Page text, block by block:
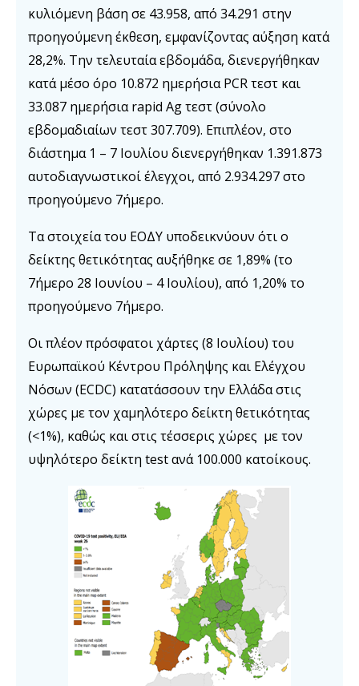
κυλιόμενη βάση σε 43.958, από 34.291 στην
προηγούμενη έκθεση, εμφανίζοντας αύξηση κατά
28,2%. Την τελευταία εβδομάδα, διενεργήθηκαν
κατά μέσο όρο 10.872 ημερήσια PCR τεστ και
33.087 ημερήσια rapid Ag τεστ (σύνολο
εβδομαδιαίων τεστ 307.709). Επιπλέον, στο
διάστημα 1 – 7 Ιουλίου διενεργήθηκαν 1.391.873
αυτοδιαγνωστικοί έλεγχοι, από 2.934.297 στο
προηγούμενο 7ήμερο.
Τα στοιχεία του ΕΟΔΥ υποδεικνύουν ότι ο
δείκτης θετικότητας αυξήθηκε σε 1,89% (το
7ήμερο 28 Ιουνίου – 4 Ιουλίου), από 1,20% το
προηγούμενο 7ήμερο.
Οι πλέον πρόσφατοι χάρτες (8 Ιουλίου) του
Ευρωπαϊκού Κέντρου Πρόληψης και Ελέγχου
Νόσων (ECDC) κατατάσσουν την Ελλάδα στις
χώρες με τον χαμηλότερο δείκτη θετικότητας
(<1%), καθώς και στις τέσσερις χώρες με τον
υψηλότερο δείκτη test ανά 100.000 κατοίκους.